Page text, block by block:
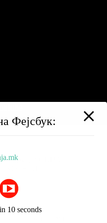
МАКЕДОНИЈА
Фејсбук:
in9seconds